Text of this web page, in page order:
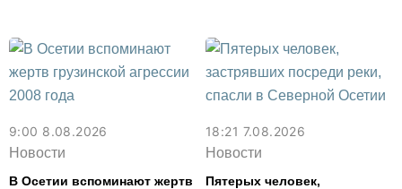
9:00 8.08.2026
Новости
В Осетии вспоминают жертв
18:21 7.08.2026
Новости
Пятерых человек,